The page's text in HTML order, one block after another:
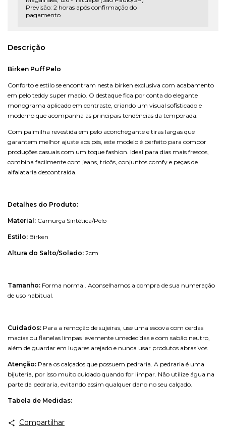
Previsão: 2 horas após confirmação do
pagamento
Descrição
Birken Puff Pelo
Conforto e estilo se encontram nesta birken exclusiva com acabamento
em pelo teddy super macio. O destaque fica por conta do elegante
monograma aplicado em contraste, criando um visual sofisticado e
moderno que acompanha as principais tendências da temporada.
Com palmilha revestida em pelo aconchegante e tiras largas que
garantem melhor ajuste aos pés, este modelo é perfeito para compor
produções casuais com um toque fashion. Ideal para dias mais frescos,
combina facilmente com jeans, tricôs, conjuntos comfy e peças de
alfaiataria descontraída.
Detalhes do Produto:
Material: Camurça Sintética/Pelo
Estilo: Birken
Altura do Salto/Solado: 2cm
Tamanho: Forma normal. Aconselhamos a compra de sua numeração
de uso habitual.
Cuidados: Para a remoção de sujeiras, use uma escova com cerdas
macias ou flanelas limpas levemente umedecidas e com sabão neutro,
além de guardar em lugares arejado e nunca usar produtos abrasivos
Atenção: Para os calçados que possuem pedraria. A pedraria é uma
bijuteria, por isso muito cuidado quando for limpar. Não utilize água na
parte da pedraria, evitando assim qualquer dano no seu calçado.
Tabela de Medidas:
Compartilhar